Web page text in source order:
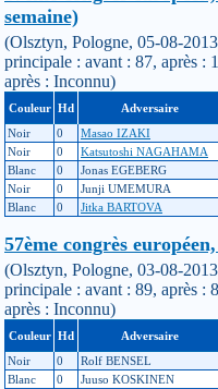
semaine)
(Olsztyn, Pologne, 05-08-
principale : avant : 87, après :
après : Inconnu)
Couleur Hd Adversaire
Noir
0 Masao IZAKI
Noir
0 Katsutoshi NAGAHAMA
Blanc
0 Jonas EGEBERG
Noir
0 Junji UMEMURA
Blanc
0 Jitka BARTOVA
57ème congrès
(Olsztyn, Pologne, 03-08-
principale : avant : 89, après :
après : Inconnu)
Couleur Hd Adversaire
Noir
0 Rolf BENSEL
Blanc
0 Juuso KOSKINEN